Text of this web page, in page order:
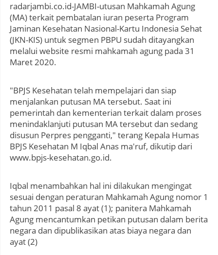
radarjambi.co.id-JAMBI-utusan Mahkamah Agung
(MA) terkait pembatalan iuran peserta Program
Jaminan Kesehatan Nasional-Kartu Indonesia Sehat
(JKN-KIS) untuk segmen PBPU sudah ditayangkan
melalui website resmi mahkamah agung pada 31
Maret 2020.
"BPJS Kesehatan telah mempelajari dan siap
menjalankan putusan MA tersebut. Saat ini
pemerintah dan kementerian terkait dalam proses
menindaklanjuti putusan MA tersebut dan sedang
disusun Perpres pengganti," terang Kepala Humas
BPJS Kesehatan M Iqbal Anas ma'ruf, dikutip dari
www.bpjs-kesehatan.go.id.
Iqbal menambahkan hal ini dilakukan mengingat
sesuai dengan peraturan Mahkamah Agung nomor 1
tahun 2011 pasal 8 ayat (1); panitera Mahkamah
Agung mencantumkan petikan putusan dalam berita
negara dan dipublikasikan atas biaya negara dan
ayat (2)